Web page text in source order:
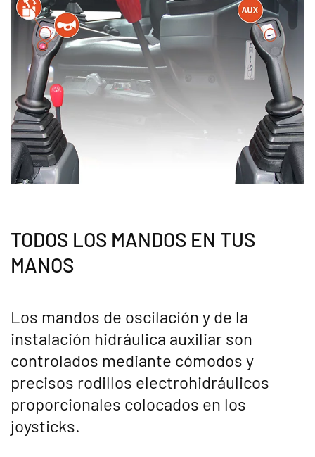
TODOS LOS MANDOS EN TUS
MANOS
Los mandos de oscilación y de la
instalación hidráulica auxiliar son
controlados mediante cómodos y
precisos rodillos electrohidráulicos
proporcionales colocados en los
joysticks.